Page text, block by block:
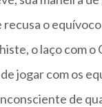
o
o laço com o
jogar com os
de